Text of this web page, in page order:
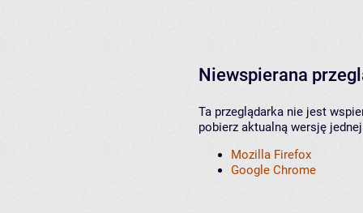
Niewspierana
Ta przeglądarka nie jest
pobierz aktualną wersję
Mozilla Firefox
Google Chrome